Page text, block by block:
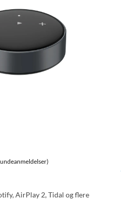
AirPlay 2, Tidal og flere